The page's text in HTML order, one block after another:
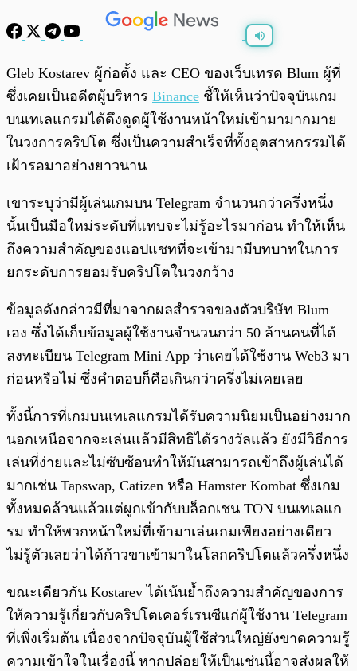
Gleb Kostarev ผู้ก่อตั้ง และ CEO ของเว็บเทรด Blum ผู้ที่
ซึ่งเคยเป็นอดีตผู้บริหาร Binance ชี้ให้เห็นว่าปัจจุบันเกม
บนเทเลแกรมได้ดึงดูดผู้ใช้งานหน้าใหม่เข้ามามากมาย
ในวงการคริปโต ซึ่งเป็นความสำเร็จที่ทั้งอุตสาหกรรมได้
เฝ้ารอมาอย่างยาวนาน
เขาระบุว่ามีผู้เล่นเกมบน Telegram จำนวนกว่าครึ่งหนึ่ง
นั้นเป็นมือใหม่ระดับที่แทบจะไม่รู้อะไรมาก่อน ทำให้เห็น
ถึงความสำคัญของแอปแชทที่จะเข้ามามีบทบาทในการ
ยกระดับการยอมรับคริปโตในวงกว้าง
ข้อมูลดังกล่าวมีที่มาจากผลสำรวจของตัวบริษัท Blum
เอง ซึ่งได้เก็บข้อมูลผู้ใช้งานจำนวนกว่า 50 ล้านคนที่ได้
ลงทะเบียน Telegram Mini App ว่าเคยได้ใช้งาน Web3 มา
ก่อนหรือไม่ ซึ่งคำตอบก็คือเกินกว่าครึ่งไม่เคยเลย
ทั้งนี้การที่เกมบนเทเลแกรมได้รับความนิยมเป็นอย่างมาก
นอกเหนือจากจะเล่นแล้วมีสิทธิได้รางวัลแล้ว ยังมีวิธีการ
เล่นที่ง่ายและไม่ซับซ้อนทำให้มันสามารถเข้าถึงผู้เล่นได้
มากเช่น Tapswap, Catizen หรือ Hamster Kombat ซึ่งเกม
ทั้งหมดล้วนแล้วแต่ผูกเข้ากับบล็อกเชน TON บนเทเลแก
รม ทำให้พวกหน้าใหม่ที่เข้ามาเล่นเกมเพียงอย่างเดียว
ไม่รู้ตัวเลยว่าได้ก้าวขาเข้ามาในโลกคริปโตแล้วครึ่งหนึ่ง
ขณะเดียวกัน Kostarev ได้เน้นย้ำถึงความสำคัญของการ
ให้ความรู้เกี่ยวกับคริปโตเคอร์เรนซีแก่ผู้ใช้งาน Telegram
ที่เพิ่งเริ่มต้น เนื่องจากปัจจุบันผู้ใช้ส่วนใหญ่ยังขาดความรู้
ความเข้าใจในเรื่องนี้ หากปล่อยให้เป็นเช่นนี้อาจส่งผลให้